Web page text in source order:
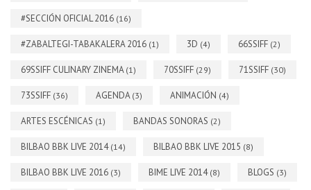
#SECCIÓN OFICIAL 2016 (16)
#ZABALTEGI-TABAKALERA 2016 (1) 3D (4) 66SSIFF (2)
69SSIFF CULINARY ZINEMA (1) 70SSIFF (29) 71SSIFF (30)
73SSIFF (36) AGENDA (3) ANIMACIÓN (4)
ARTES ESCÉNICAS (1) BANDAS SONORAS (2)
BILBAO BBK LIVE 2014 (14) BILBAO BBK LIVE 2015 (8)
BILBAO BBK LIVE 2016 (3) BIME LIVE 2014 (8) BLOGS (3)